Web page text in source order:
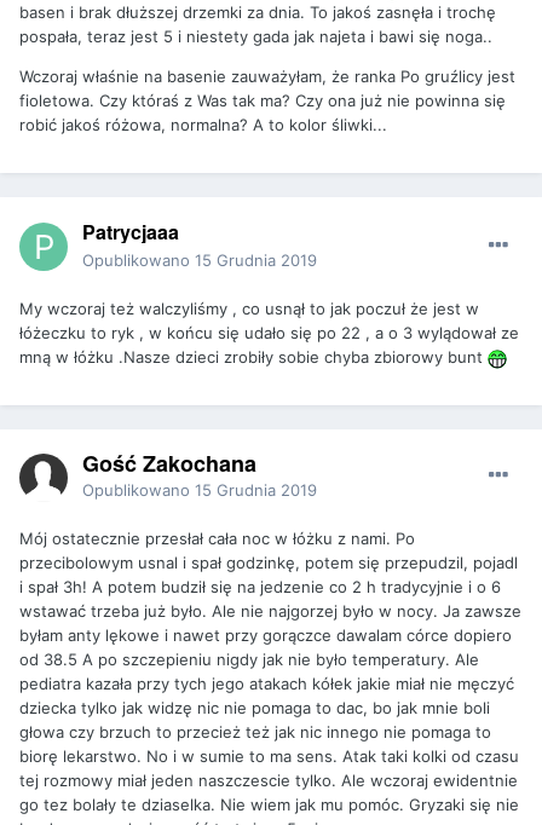
basen i brak dłuższej drzemki za dnia. To jakoś zasnęła i trochę
pospała, teraz jest 5 i niestety gada jak najeta i bawi się noga..
Wczoraj właśnie na basenie zauważyłam, że ranka Po gruźlicy jest
fioletowa. Czy któraś z Was tak ma? Czy ona już nie powinna się
robić jakoś różowa, normalna? A to kolor śliwki...
Patrycjaaa
Opublikowano 15 Grudnia 2019
My wczoraj też walczyliśmy , co usnął to jak poczuł że jest w
łóżeczku to ryk , w końcu się udało się po 22 , a o 3 wylądował ze
mną w łóżku .Nasze dzieci zrobiły sobie chyba zbiorowy bunt
Gość Zakochana
Opublikowano 15 Grudnia 2019
Mój ostatecznie przesłał cała noc w łóżku z nami. Po
przecibolowym usnal i spał godzinkę, potem się przepudzil, pojadl
i spał 3h! A potem budził się na jedzenie co 2 h tradycyjnie i o 6
wstawać trzeba już było. Ale nie najgorzej było w nocy. Ja zawsze
byłam anty lękowe i nawet przy gorączce dawalam córce dopiero
od 38.5 A po szczepieniu nigdy jak nie było temperatury. Ale
pediatra kazała przy tych jego atakach kółek jakie miał nie męczyć
dziecka tylko jak widzę nic nie pomaga to dac, bo jak mnie boli
głowa czy brzuch to przecież też jak nic innego nie pomaga to
biorę lekarstwo. No i w sumie to ma sens. Atak taki kolki od czasu
tej rozmowy miał jeden naszczescie tylko. Ale wczoraj ewidentnie
go tez bolały te dziaselka. Nie wiem jak mu pomóc. Gryzaki się nie